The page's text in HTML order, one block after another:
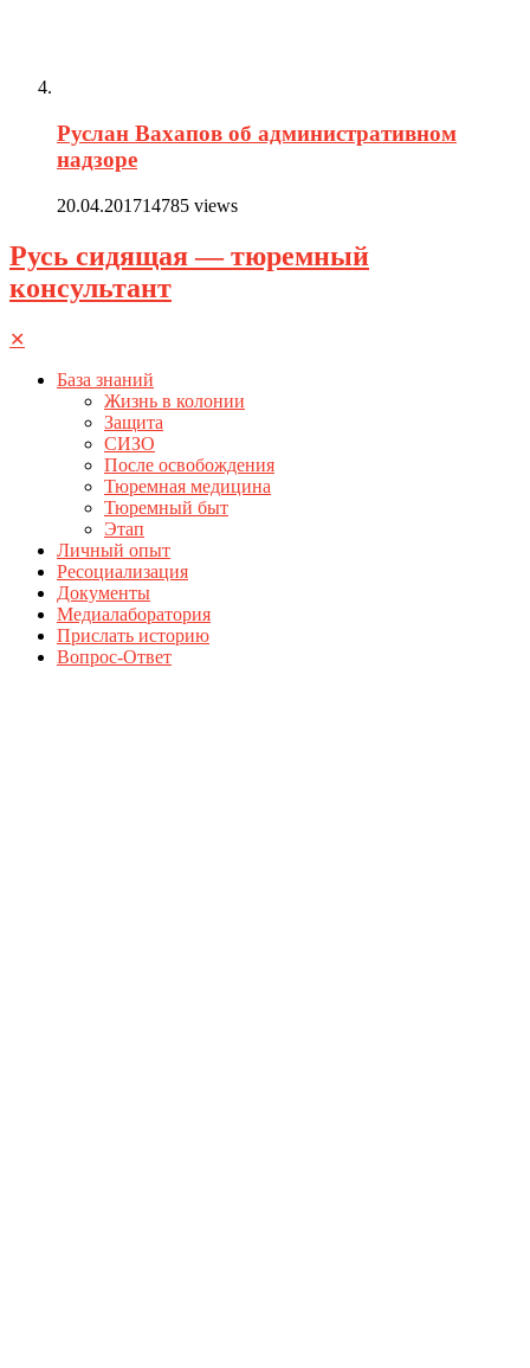
Руслан Вахапов об административном
надзоре
20.04.201714785 views
Русь сидящая — тюремный
консультант
✕
База знаний
Жизнь в колонии
Защита
СИЗО
После освобождения
Тюремная медицина
Тюремный быт
Этап
Личный опыт
Ресоциализация
Документы
Медиалаборатория
Прислать историю
Вопрос-Ответ